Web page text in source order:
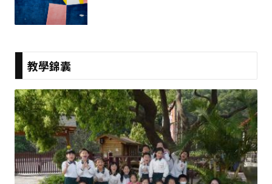
教學錦囊